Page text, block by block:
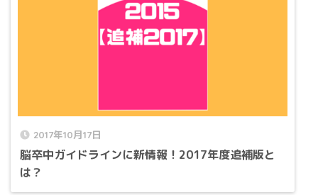
2017年10月17日
脳卒中ガイドラインに新情報！2017年度追補版と
は？